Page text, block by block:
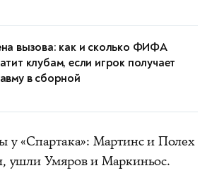
вызова: как и сколько ФИФА
клубам, если игрок получает
в сборной
у «Спартака»: Мартинс и Полех
ушли Умяров и Маркиньос.